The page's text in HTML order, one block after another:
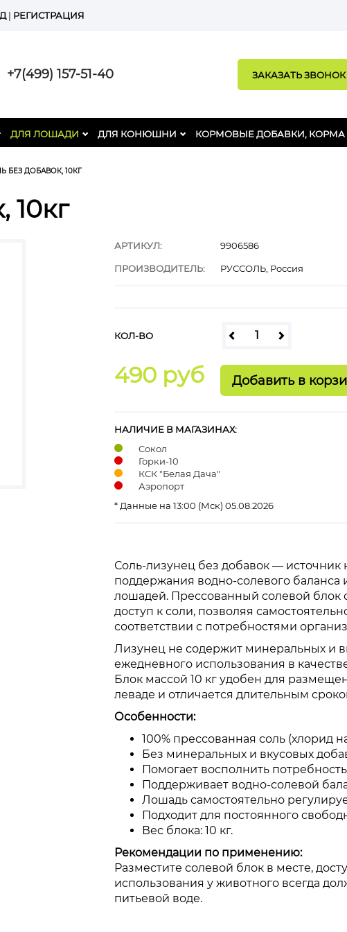
| РЕГИСТРАЦИЯ
157-51-40 ЗАКАЗАТЬ ЗВОНОК
ДЛЯ ЛОШАДИ ДЛЯ КОНЮШНИ КОРМОВЫЕ ДОБАВКИ, КОРМА
БЕЗ ДОБАВОК, 10КГ
10кг
АРТИКУЛ: 9906586
ПРОИЗВОДИТЕЛЬ: РУССОЛЬ, Россия
КОЛ-ВО
490 руб
НАЛИЧИЕ В МАГАЗИНАХ:
Сокол
Горки-10
КСК "Белая Дача"
Аэропорт
* Данные на 13:00 (Мск) 05.08.2026
Соль-лизунец без добавок — источник
поддержания водно-солевого
лошадей. Прессованный солевой
доступ к соли, позволяя
соответствии с потребностями
Лизунец не содержит минеральных и
ежедневного использования в
Блок массой 10 кг удобен для
леваде и отличается длительным
Особенности:
100% прессованная соль (хлорид
Без минеральных и вкусовых
Помогает восполнить
Поддерживает водно-солевой
Лошадь самостоятельно
Подходит для постоянного
Вес блока: 10 кг.
Рекомендации по применению:
Разместите солевой блок в месте,
использования у животного всегда
питьевой воде.